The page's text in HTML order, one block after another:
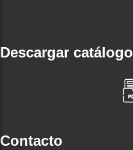
Descargar catálogo
Contacto